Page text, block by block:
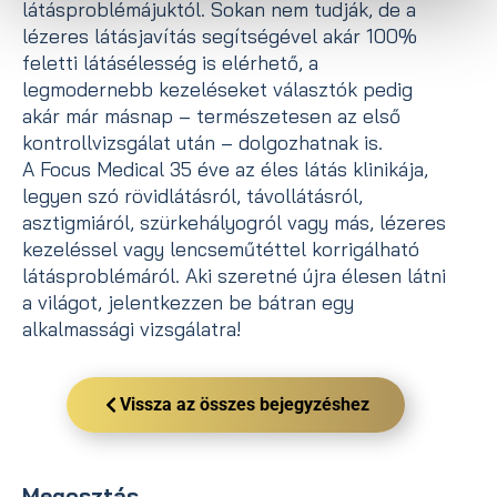
látásproblémájuktól. Sokan nem tudják, de a
lézeres látásjavítás segítségével akár 100%
feletti látásélesség is elérhető, a
legmodernebb kezeléseket választók pedig
akár már másnap – természetesen az első
kontrollvizsgálat után – dolgozhatnak is.
A Focus Medical 35 éve az éles látás klinikája,
legyen szó rövidlátásról, távollátásról,
asztigmiáról, szürkehályogról vagy más, lézeres
kezeléssel vagy lencseműtéttel korrigálható
látásproblémáról. Aki szeretné újra élesen látni
a világot, jelentkezzen be bátran egy
alkalmassági vizsgálatra!
Vissza az összes bejegyzéshez